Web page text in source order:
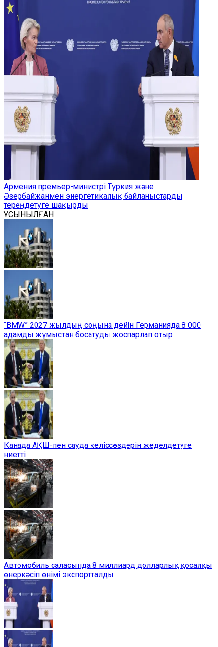
Армения премьер-министрі Түркия және
Әзербайжанмен энергетикалық байланыстарды
тереңдетуге шақырды
ҰСЫНЫЛҒАН
“BMW” 2027 жылдың соңына дейін Германияда 8 000
адамды жұмыстан босатуды жоспарлап отыр
Канада АҚШ-пен сауда келіссөздерін жеделдетуге
ниетті
Автомобиль саласында 8 миллиард долларлық қосалқы
өнеркәсіп өнімі экспортталды